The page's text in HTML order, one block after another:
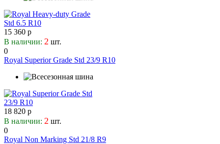
15 360 р
В наличии: 2 шт.
0
Royal Superior Grade Std 23/9 R10
18 820 р
В наличии: 2 шт.
0
Royal Non Marking Std 21/8 R9